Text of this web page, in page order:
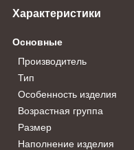
Характеристики
Основные
Производитель
Тип
Особенность изделия
Возрастная группа
Размер
Наполнение изделия